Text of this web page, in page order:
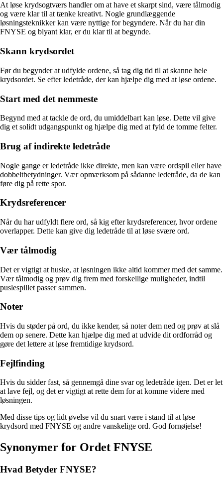
At løse krydsogtværs handler om at have et skarpt sind, være tålmodig
og være klar til at tænke kreativt. Nogle grundlæggende
løsningsteknikker kan være nyttige for begyndere. Når du har din
FNYSE og blyant klar, er du klar til at begynde.
Skann krydsordet
Før du begynder at udfylde ordene, så tag dig tid til at skanne hele
krydsordet. Se efter ledetråde, der kan hjælpe dig med at løse ordene.
Start med det nemmeste
Begynd med at tackle de ord, du umiddelbart kan løse. Dette vil give
dig et solidt udgangspunkt og hjælpe dig med at fyld de tomme felter.
Brug af indirekte ledetråde
Nogle gange er ledetråde ikke direkte, men kan være ordspil eller have
dobbeltbetydninger. Vær opmærksom på sådanne ledetråde, da de kan
føre dig på rette spor.
Krydsreferencer
Når du har udfyldt flere ord, så kig efter krydsreferencer, hvor ordene
overlapper. Dette kan give dig ledetråde til at løse svære ord.
Vær tålmodig
Det er vigtigt at huske, at løsningen ikke altid kommer med det samme.
Vær tålmodig og prøv dig frem med forskellige muligheder, indtil
puslespillet passer sammen.
Noter
Hvis du støder på ord, du ikke kender, så noter dem ned og prøv at slå
dem op senere. Dette kan hjælpe dig med at udvide dit ordforråd og
gøre det lettere at løse fremtidige krydsord.
Fejlfinding
Hvis du sidder fast, så gennemgå dine svar og ledetråde igen. Det er let
at lave fejl, og det er vigtigt at rette dem for at komme videre med
løsningen.
Med disse tips og lidt øvelse vil du snart være i stand til at løse
krydsord med FNYSE og andre vanskelige ord. God fornøjelse!
Synonymer for Ordet FNYSE
Hvad Betyder FNYSE?